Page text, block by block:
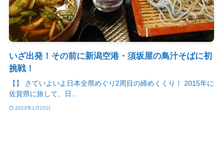
いざ出発！その前に新潟空港・須坂屋の鳥汁そばに初
挑戦！
【】 さていよいよ日本全県めぐり2周目の締めくくり！ 2015年に
佐賀県に旅して、日...
2023年2月20日